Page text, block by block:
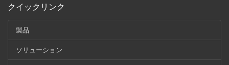
クイックリンク
製品
ソリューション